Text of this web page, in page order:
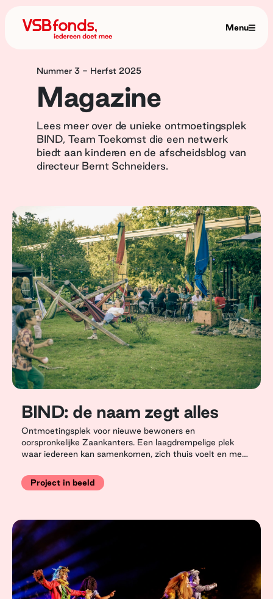
Menu
Nummer 3 - Herfst 2025
Magazine
Lees meer over de unieke ontmoetingsplek
BIND, Team Toekomst die een netwerk
biedt aan kinderen en de afscheidsblog van
directeur Bernt Schneiders.
BIND: de naam zegt alles
Ontmoetingsplek voor nieuwe bewoners en
oorspronkelijke Zaankanters. Een laagdrempelige plek
waar iedereen kan samenkomen, zich thuis voelt en mee
Project in beeld